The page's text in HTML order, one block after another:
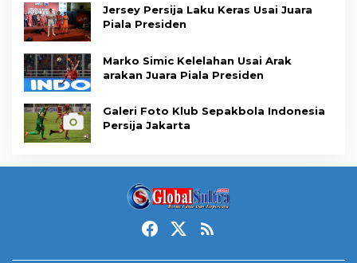
Jersey Persija Laku Keras Usai Juara
Piala Presiden
Marko Simic Kelelahan Usai Arak
arakan Juara Piala Presiden
Galeri Foto Klub Sepakbola Indonesia
Persija Jakarta